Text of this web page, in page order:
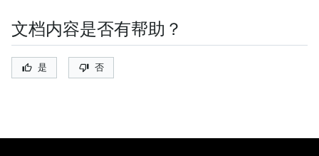
文档内容是否有帮助？
是 否